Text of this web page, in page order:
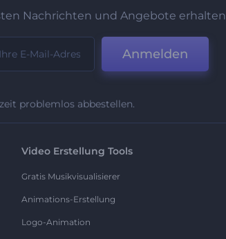
Nachrichten und Angebote erhalten
Anmelden
problemlos abbestellen.
Video Erstellung Tools
Gratis Musikvisualisierer
Animations-Erstellung
Logo-Animation